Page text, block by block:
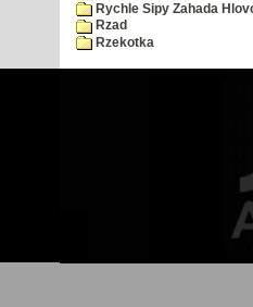
Rychle Sipy Zahada
Rzad
Rzekotka